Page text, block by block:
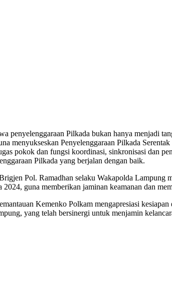
penyelenggaraan Pilkada bukan hanya menjadi
menyukseskan Penyelenggaraan Pilkada
pokok dan fungsi koordinasi, sinkronisasi dan
Pilkada yang berjalan dengan baik.
Pol. Ramadhan selaku Wakapolda Lampung
2024, guna memberikan jaminan keamanan dan
Kemenko Polkam mengapresiasi
yang telah bersinergi untuk menjamin